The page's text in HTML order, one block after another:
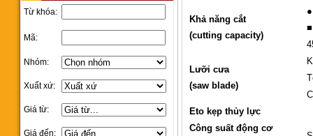
Từ khóa:
Mã:
Nhóm:
Xuất xứ:
Giá từ:
Giá đến:
Khả năng cắt
(cutting capacity)
●
■
Lưỡi cưa
(saw blade)
Eto kẹp thủy lực
Công suất động cơ